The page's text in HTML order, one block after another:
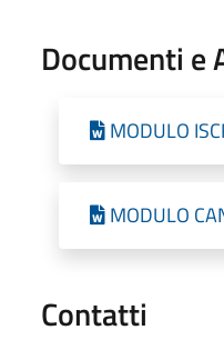
Documenti e
MODULO
MODULO
Contatti